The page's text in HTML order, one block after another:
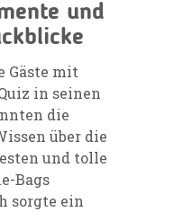
und
Gäste mit
in seinen
die
über die
und tolle
Bags
sorgte ein